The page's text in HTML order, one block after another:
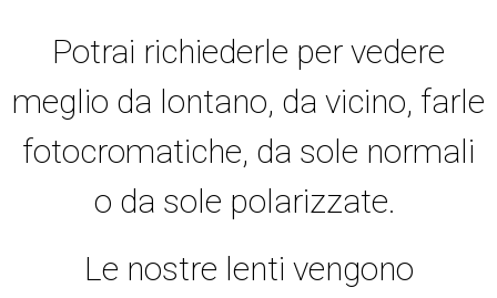
Potrai richiederle per vedere
meglio da lontano, da vicino, farle
fotocromatiche, da sole normali
o da sole polarizzate.
Le nostre lenti vengono